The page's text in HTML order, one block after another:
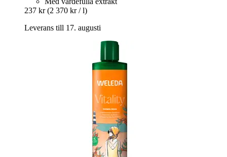
237 kr (2 370 kr / l)
Leverans till 17. augusti